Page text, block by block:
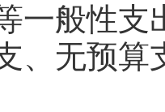
一般性支
、无预算